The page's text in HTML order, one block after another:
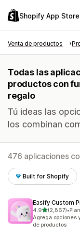
Shopify App Store
Venta de productos
Todas las
productos con
regalo
Tú ideas las
los combinan
476 aplicaciones
Built for Shopify
Easify Custom
4.9de 5 estrellas
(2,867)
2867 reseñas en
•
Agrega opciones
de productos